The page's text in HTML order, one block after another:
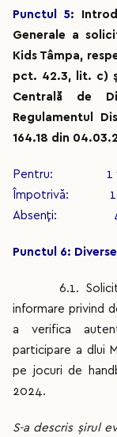
Punctul 5:
Generale a
Kids Tâmpa,
pct. 42.3, lit. c)
Centrală de
Regulamentul
164.18 din
Pentru: 1
Împotrivă: 10
Absenți:
Punctul 6:
6.1.
informare privind
a verifica
participare a dlui
pe jocuri de
2024.
S-a descris șirul